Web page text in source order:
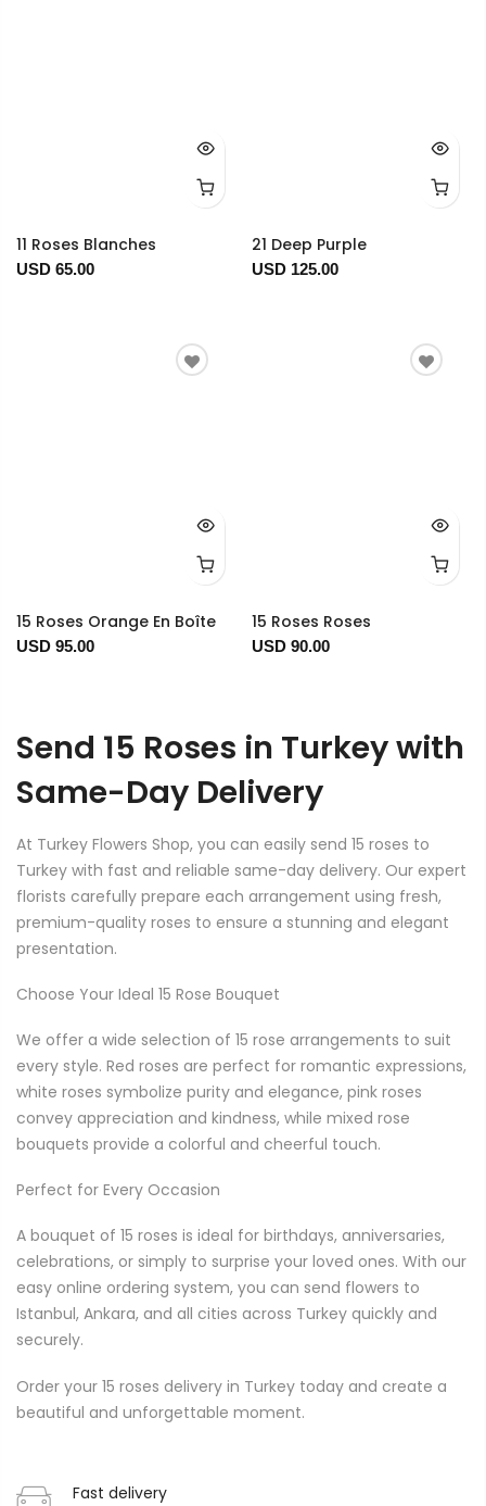
11 Roses Blanches
USD 65.00
21 Deep Purple
USD 125.00
15 Roses Orange En Boîte
USD 95.00
15 Roses Roses
USD 90.00
Send 15 Roses in Turkey with
Same-Day Delivery
At Turkey Flowers Shop, you can easily send 15 roses to
Turkey with fast and reliable same-day delivery. Our expert
florists carefully prepare each arrangement using fresh,
premium-quality roses to ensure a stunning and elegant
presentation.
Choose Your Ideal 15 Rose Bouquet
We offer a wide selection of 15 rose arrangements to suit
every style. Red roses are perfect for romantic expressions,
white roses symbolize purity and elegance, pink roses
convey appreciation and kindness, while mixed rose
bouquets provide a colorful and cheerful touch.
Perfect for Every Occasion
A bouquet of 15 roses is ideal for birthdays, anniversaries,
celebrations, or simply to surprise your loved ones. With our
easy online ordering system, you can send flowers to
Istanbul, Ankara, and all cities across Turkey quickly and
securely.
Order your 15 roses delivery in Turkey today and create a
beautiful and unforgettable moment.
Fast delivery